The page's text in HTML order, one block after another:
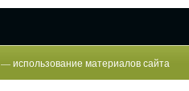
— использование материалов сайта